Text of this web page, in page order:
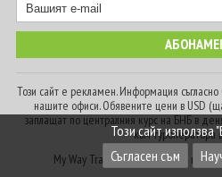
Този сайт е рекламен. Информация
нашите офиси. Обявените цени в USD
заплащат по централния курс на БНБ в
към туроператора
My Way Travel © 2016. Всички права
Този сайт използва
Съгласен съм